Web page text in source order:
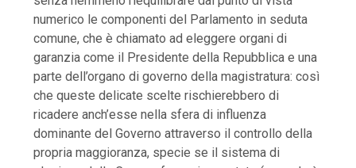
numerico le componenti del Parlamento in seduta
comune, che è chiamato ad eleggere organi di
garanzia come il Presidente della Repubblica e una
parte dell’organo di governo della magistratura: così
che queste delicate scelte rischierebbero di
ricadere anch’esse nella sfera di influenza
dominante del Governo attraverso il controllo della
propria maggioranza, specie se il sistema di